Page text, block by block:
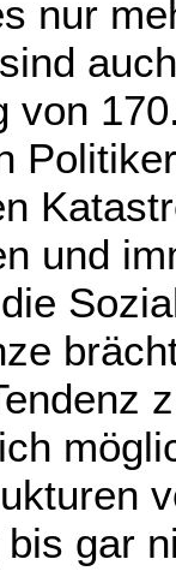
nur
von
und
gar